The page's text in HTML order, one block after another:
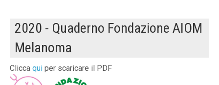
2020 - Quaderno Fondazione AIOM
Melanoma
Clicca qui per scaricare il PDF